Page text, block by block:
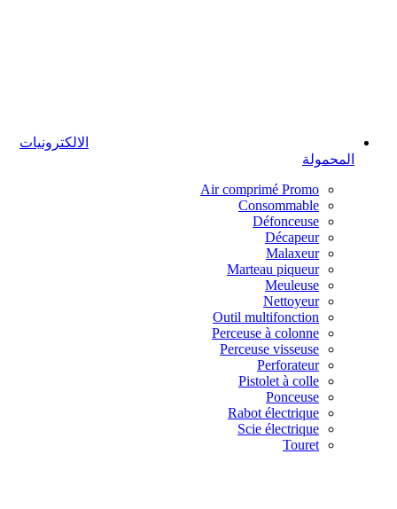
الالكترونيات
المحمولة
Air comprimé Promo
Consommable
Défonceuse
Décapeur
Malaxeur
Marteau piqueur
Meuleuse
Nettoyeur
Outil multifonction
Perceuse à colonne
Perceuse visseuse
Perforateur
Pistolet à colle
Ponceuse
Rabot électrique
Scie électrique
Touret